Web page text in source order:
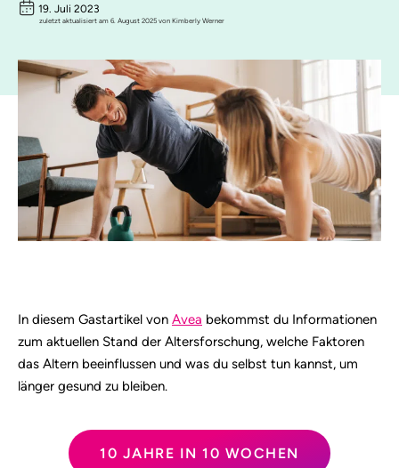
19. Juli 2023
zuletzt aktualisiert am 6. August 2025 von Kimberly Werner
In diesem Gastartikel von Avea bekommst du Informationen
zum aktuellen Stand der Altersforschung, welche Faktoren
das Altern beeinflussen und was du selbst tun kannst, um
länger gesund zu bleiben.
10 JAHRE IN 10 WOCHEN